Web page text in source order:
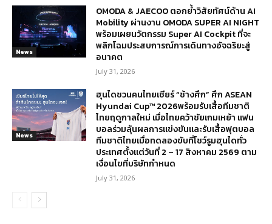
News
OMODA & JAECOO ตอกย้ำวิสัยทัศน์ด้าน AI
Mobility ผ่านงาน OMODA SUPER AI NIGHT
พร้อมเผยนวัตกรรม Super AI Cockpit ที่จะ
พลิกโฉมประสบการณ์การเดินทางอัจฉริยะสู่
อนาคต
July 31, 2026
News
ฮุนไดชวนคนไทยเชียร์ “ช้างศึก” ศึก ASEAN
Hyundai Cup™ 2026พร้อมรับเสื้อทีมชาติ
ไทยฤดูกาลใหม่ เมื่อไทยคว้าชัยเกมเหย้า แฟน
บอลร่วมลุ้นผลการแข่งขันและรับเสื้อฟุตบอล
ทีมชาติไทยเมื่อทดลองขับที่โชว์รูมฮุนไดทั่ว
ประเทศตั้งแต่วันที่ 2 – 17 สิงหาคม 2569 ตาม
เงื่อนไขที่บริษัทกำหนด
July 31, 2026